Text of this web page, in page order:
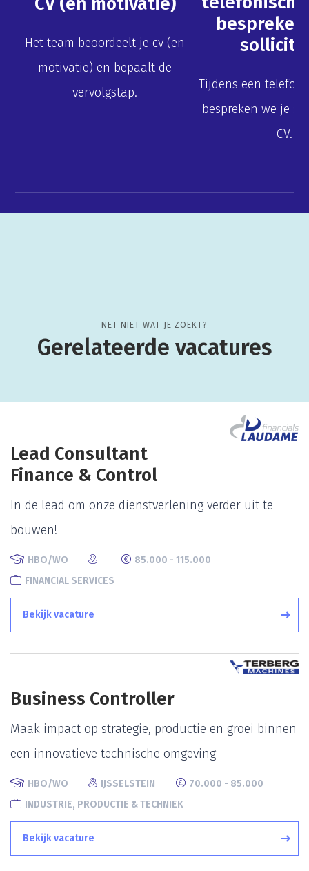
Het team beoordeelt je cv (en
motivatie) en bepaalt de
vervolgstap.
bespreken
Tijdens een
bespreken we je
CV.
NET NIET WAT JE ZOEKT?
Gerelateerde vacatures
Lead Consultant
Finance & Control
In de lead om onze dienstverlening verder uit te
bouwen!
HBO/WO
85.000 - 115.000
FINANCIAL SERVICES
Bekijk vacature
Business Controller
Maak impact op strategie, productie en groei binnen
een innovatieve technische omgeving
HBO/WO IJSSELSTEIN
70.000 - 85.000
INDUSTRIE, PRODUCTIE & TECHNIEK
Bekijk vacature